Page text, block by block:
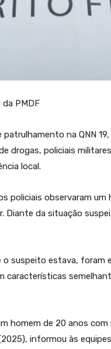
PMDF
na QNN
drogas, policiais
local.
policiais observaram
Diante da situação
o suspeito estava,
características
homem de 20 anos
informou às